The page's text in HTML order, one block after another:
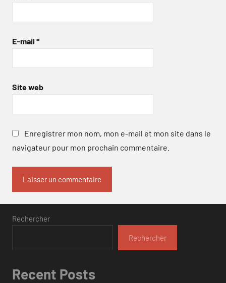
E-mail *
Site web
Enregistrer mon nom, mon e-mail et mon site dans le
navigateur pour mon prochain commentaire.
Rechercher
Rechercher
Recent Posts